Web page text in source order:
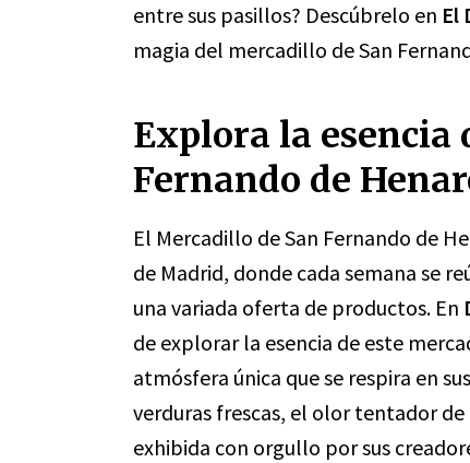
entre sus pasillos? Descúbrelo en El
magia del mercadillo de San
Explora la esencia
Fernando de
El Mercadillo de San Fernando de
de Madrid, donde cada semana se
una variada oferta de productos. En
de explorar la esencia de este
atmósfera única que se respira en
verduras frescas, el olor tentador
exhibida con orgullo por sus